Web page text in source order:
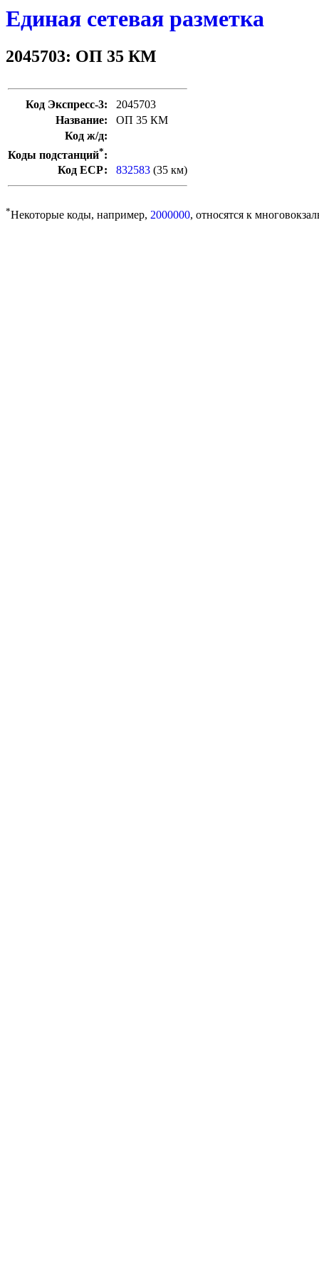
Единая сетевая разметка
2045703: ОП 35 КМ
Код Экспресс-3:
2045703
Название:
ОП 35 КМ
Код ж/д:
Коды подстанций*:
Код ЕСР:
832583 (35 км)
*Некоторые коды, например, 2000000, относятся к